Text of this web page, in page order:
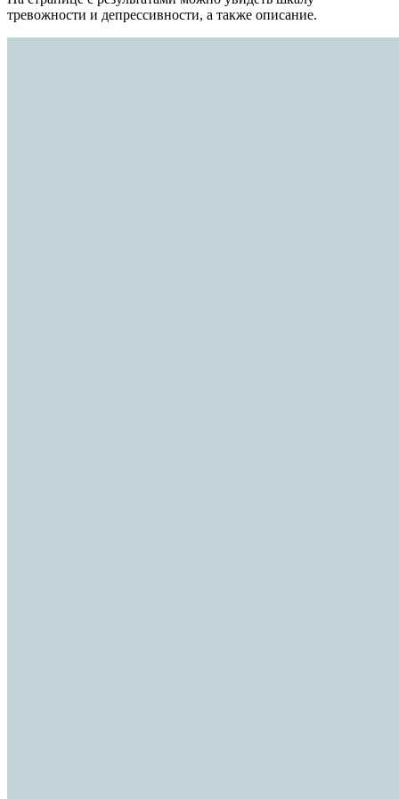
тревожности и депрессивности, а также описание.